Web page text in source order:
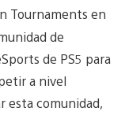
Tournaments en
de
de PS5 para
a nivel
esta comunidad,